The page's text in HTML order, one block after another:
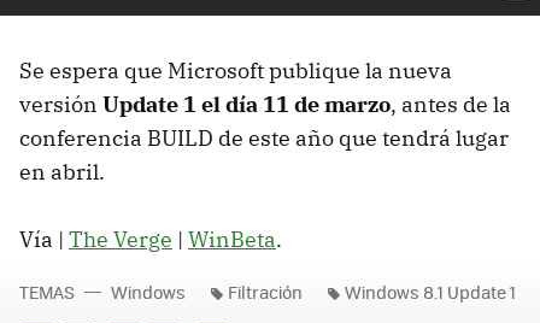
Se espera que Microsoft publique la nueva
versión Update 1 el día 11 de marzo, antes de la
conferencia BUILD de este año que tendrá lugar
en abril.
Vía | The Verge | WinBeta.
TEMAS Windows Filtración Windows 8.1 Update 1